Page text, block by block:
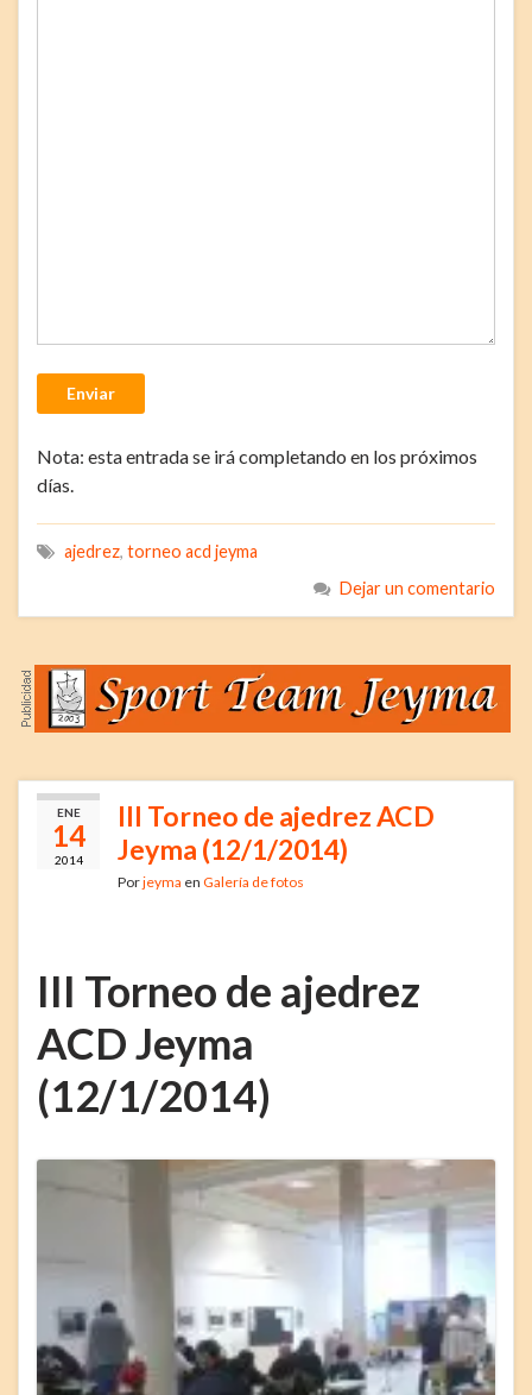
Enviar
Nota: esta entrada se irá completando en los próximos
días.
ajedrez, torneo acd jeyma
Dejar un comentario
ENE
14
2014
III Torneo de ajedrez ACD
Jeyma (12/1/2014)
Porjeyma en Galería de fotos
III Torneo de ajedrez
ACD Jeyma
(12/1/2014)